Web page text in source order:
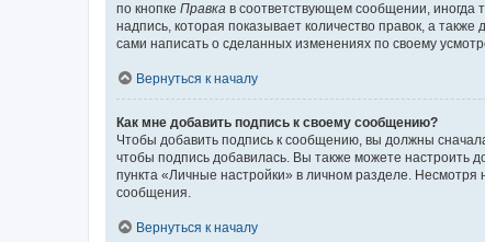
по кнопке Правка в соответствующем сообщении, иногда
надпись, которая показывает количество правок, а
сами написать о сделанных изменениях по своему
Вернуться к началу
Как мне добавить подпись к своему сообщению?
Чтобы добавить подпись к сообщению, вы должны
чтобы подпись добавилась. Вы также можете настроить
пункта «Личные настройки» в личном разделе.
сообщения.
Вернуться к началу